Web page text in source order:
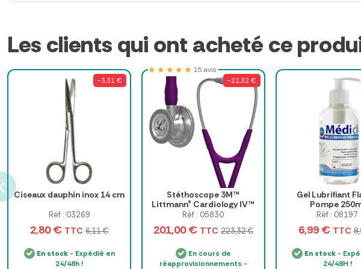
Les clients qui ont acheté ce
-3,31 €
Ciseaux dauphin inox 14 cm
Réf : 03269
2,80 € TTC 6,11 €
En stock- Expédié en
24/48h !
-22,32 €
Stéthoscope 3M™
Littmann® Cardiology IV™
Réf : 05830
★★★★★
★★★★★ 15 avis
201,00 € TTC 223,32 €
En cours de
réapprovisionnements -
Gel Lubrifiant
Pompe
Réf : 08197
6,99 € TTC
En stock -
24/48H !